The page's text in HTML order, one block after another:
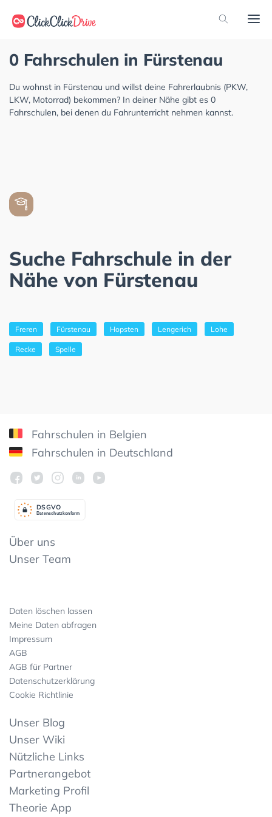
0 Fahrschulen in Fürstenau
Du wohnst in Fürstenau und willst deine Fahrerlaubnis (PKW,
LKW, Motorrad) bekommen? In deiner Nähe gibt es 0
Fahrschulen, bei denen du Fahrunterricht nehmen kannst.
Suche Fahrschule in der
Nähe von Fürstenau
Freren Fürstenau Hopsten Lengerich Lohe
Recke Spelle
Fahrschulen in Belgien
Fahrschulen in Deutschland
Datenschutzkonform
DSGVO
Über uns
Unser Team
Daten löschen lassen
Meine Daten abfragen
Impressum
AGB
AGB für Partner
Datenschutzerklärung
Cookie Richtlinie
Unser Blog
Unser Wiki
Nützliche Links
Partnerangebot
Marketing Profil
Theorie App